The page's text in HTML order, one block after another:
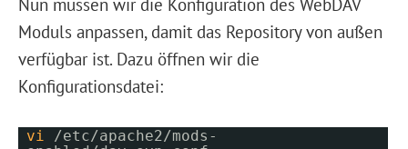
Moduls anpassen, damit das Repository von außen
verfügbar ist. Dazu öffnen wir die
Konfigurationsdatei:
vi
/etc/apache2/mods-